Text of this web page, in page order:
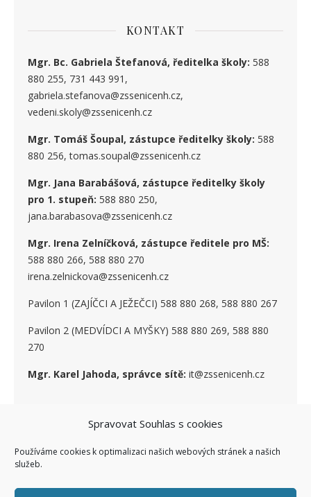
Spravovat Souhlas s cookies
Používáme cookies k optimalizaci našich webových stránek a našich
služeb.
KONTAKT
Mgr. Bc. Gabriela Štefanová, ředitelka školy: 588
880 255, 731 443 991,
gabriela.stefanova@zssenicenh.cz,
vedeni.skoly@zssenicenh.cz
Mgr. Tomáš Šoupal, zástupce ředitelky školy: 588
880 256, tomas.soupal@zssenicenh.cz
Mgr. Jana Barabášová, zástupce ředitelky školy
pro 1. stupeň: 588 880 250,
jana.barabasova@zssenicenh.cz
Mgr. Irena Zelníčková, zástupce ředitele pro MŠ:
588 880 266, 588 880 270
irena.zelnickova@zssenicenh.cz
Pavilon 1 (ZAJÍČCI A JEŽEČCI) 588 880 268, 588 880 267
Pavilon 2 (MEDVÍDCI A MYŠKY) 588 880 269, 588 880
270
Mgr. Karel Jahoda, správce sítě: it@zssenicenh.cz
SOCIÁLNÍ SÍTĚ